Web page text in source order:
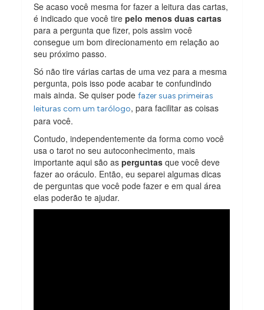
Se acaso você mesma for fazer a leitura das cartas,
é indicado que você tirepelo menos duas cartas
para a pergunta que fizer, pois assim você
consegue um bom direcionamento em relação ao
seu próximo passo.
Só não tire várias cartas de uma vez para a mesma
pergunta, pois isso pode acabar te confundindo
mais ainda. Se quiser podefazer suas primeiras
leituras com um tarólogo, para facilitar as coisas
para você.
Contudo, independentemente da forma como você
usa o tarot no seu autoconhecimento, mais
importante aqui são asperguntasque você deve
fazer ao oráculo. Então, eu separei algumas dicas
de perguntas que você pode fazer e em qual área
elas poderão te ajudar.